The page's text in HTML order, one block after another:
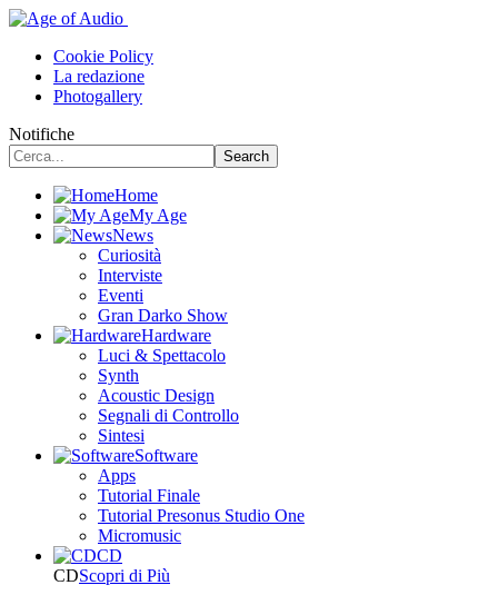
Cookie Policy
La redazione
Photogallery
Notifiche
Home
My Age
News
Curiosità
Interviste
Eventi
Gran Darko Show
Hardware
Luci & Spettacolo
Synth
Acoustic Design
Segnali di Controllo
Sintesi
Software
Apps
Tutorial Finale
Tutorial Presonus Studio One
Micromusic
CD
CDScopri di Più